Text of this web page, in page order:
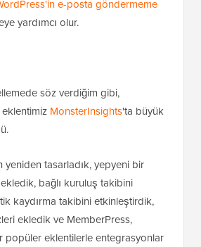
e-posta göndermeme
yardımcı olur.
söz verdiğim gibi,
MonsterInsights'ta büyük
yeniden tasarladık, yepyeni bir
bağlı kuruluş takibini
kaydırma takibini etkinleştirdik,
ekledik ve MemberPress,
popüler eklentilerle entegrasyonlar